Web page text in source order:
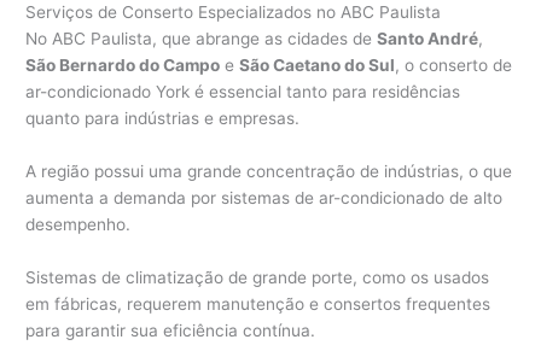
Serviços de Conserto Especializados no ABC Paulista
No ABC Paulista, que abrange as cidades deSanto André,
São Bernardo do Campo eSão Caetano do Sul, o conserto de
ar-condicionado York é essencial tanto para residências
quanto para indústrias e empresas.
A região possui uma grande concentração de indústrias, o que
aumenta a demanda por sistemas de ar-condicionado de alto
desempenho.
Sistemas de climatização de grande porte, como os usados
em fábricas, requerem manutenção e consertos frequentes
para garantir sua eficiência contínua.